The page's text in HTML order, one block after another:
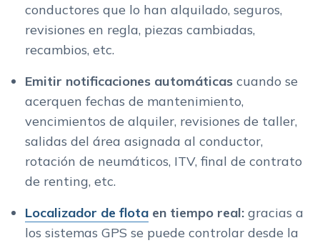
conductores que lo han alquilado, seguros,
revisiones en regla, piezas cambiadas,
recambios, etc.
Emitir notificaciones automáticas cuando se
acerquen fechas de mantenimiento,
vencimientos de alquiler, revisiones de taller,
salidas del área asignada al conductor,
rotación de neumáticos, ITV, final de contrato
de renting, etc.
Localizador de flota en tiempo real: gracias a
los sistemas GPS se puede controlar desde la